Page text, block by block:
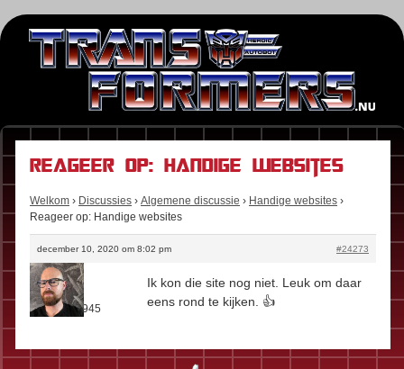
Reageer op: Handige websites
Welkom › Discussies › Algemene discussie › Handige websites ›
Reageer op: Handige websites
december 10, 2020 om 8:02 pm #24273
Stefan
Rol:Fan
Berichten:945
Ik kon die site nog niet. Leuk om daar
eens rond te kijken. 👍